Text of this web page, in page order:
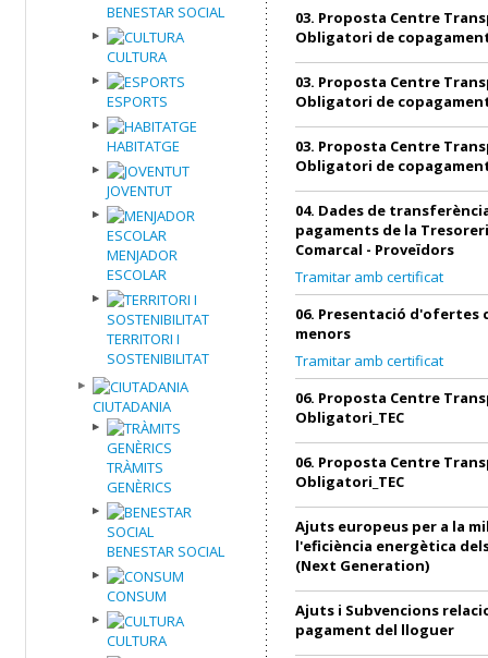
BENESTAR SOCIAL
CULTURA
ESPORTS
HABITATGE
JOVENTUT
MENJADOR
ESCOLAR
TERRITORI I
SOSTENIBILITAT
CIUTADANIA
TRÀMITS
GENÈRICS
BENESTAR SOCIAL
CONSUM
CULTURA
03. Proposta Centre
Obligatori de
03. Proposta Centre
Obligatori de
03. Proposta Centre
Obligatori de
04. Dades de
pagaments de la
Comarcal - Proveïdors
Tramitar amb certificat
06. Presentació d'ofertes
menors
Tramitar amb certificat
06. Proposta Centre
Obligatori_TEC
06. Proposta Centre
Obligatori_TEC
Ajuts europeus per a la
l'eficiència energètica
(Next Generation)
Ajuts i Subvencions
pagament del lloguer